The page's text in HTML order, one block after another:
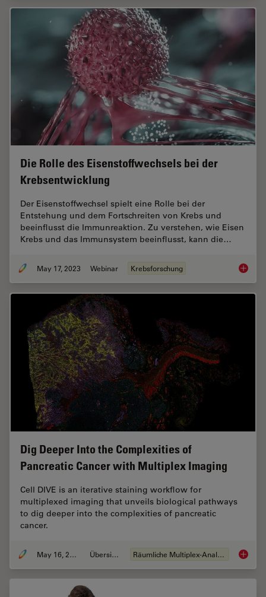
Die Rolle des Eisenstoffwechsels bei der
Krebsentwicklung
Der Eisenstoffwechsel spielt eine Rolle bei der
Entstehung und dem Fortschreiten von Krebs und
beeinflusst die Immunreaktion. Zu verstehen, wie Eisen
Krebs und das Immunsystem beeinflusst, kann die…
May 17, 2023 Webinar Krebsforschung Die
Dig Deeper Into the Complexities of
Pancreatic Cancer with Multiplex Imaging
Cell DIVE is an iterative staining workflow for
multiplexed imaging that unveils biological pathways
to dig deeper into the complexities of pancreatic
cancer.
May 16, 2023 Übersicht Räumliche Multiplex-Analyse Dig